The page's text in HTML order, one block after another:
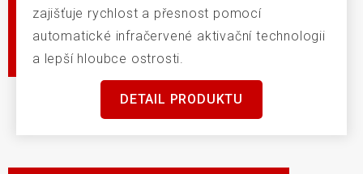
zajišťuje rychlost a přesnost pomocí
automatické infračervené aktivační technologii
a lepší hloubce ostrosti.
DETAIL PRODUKTU